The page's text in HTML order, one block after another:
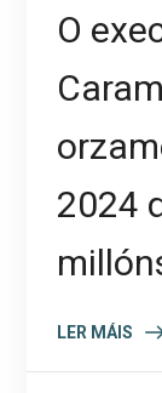
O
2024
LER MÁIS